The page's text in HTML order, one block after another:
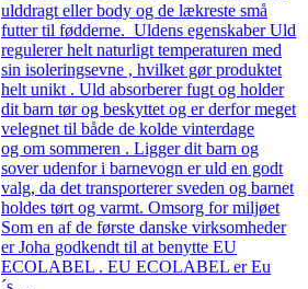
ulddragt eller body og de lækreste små
futter til fødderne. Uldens egenskaber Uld
regulerer helt naturligt temperaturen med
sin isoleringsevne , hvilket gør produktet
helt unikt . Uld absorberer fugt og holder
dit barn tør og beskyttet og er derfor meget
velegnet til både de kolde vinterdage
og om sommeren . Ligger dit barn og
sover udenfor i barnevogn er uld en godt
valg, da det transporterer sveden og barnet
holdes tørt og varmt. Omsorg for miljøet
Som en af de første danske virksomheder
er Joha godkendt til at benytte EU
ECOLABEL . EU ECOLABEL er Eu